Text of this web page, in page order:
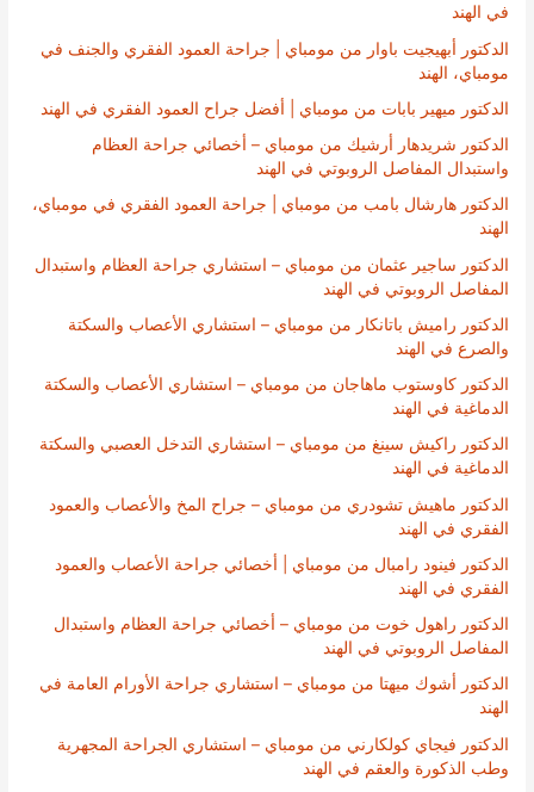
في الهند
الدكتور أبهيجيت باوار من مومباي | جراحة العمود الفقري والجنف في
مومباي، الهند
الدكتور ميهير بابات من مومباي | أفضل جراح العمود الفقري في الهند
الدكتور شريدهار أرشيك من مومباي – أخصائي جراحة العظام
واستبدال المفاصل الروبوتي في الهند
الدكتور هارشال بامب من مومباي | جراحة العمود الفقري في مومباي،
الهند
الدكتور ساجير عثمان من مومباي – استشاري جراحة العظام واستبدال
المفاصل الروبوتي في الهند
الدكتور راميش باتانكار من مومباي – استشاري الأعصاب والسكتة
والصرع في الهند
الدكتور كاوستوب ماهاجان من مومباي – استشاري الأعصاب والسكتة
الدماغية في الهند
الدكتور راكيش سينغ من مومباي – استشاري التدخل العصبي والسكتة
الدماغية في الهند
الدكتور ماهيش تشودري من مومباي – جراح المخ والأعصاب والعمود
الفقري في الهند
الدكتور فينود رامبال من مومباي | أخصائي جراحة الأعصاب والعمود
الفقري في الهند
الدكتور راهول خوت من مومباي – أخصائي جراحة العظام واستبدال
المفاصل الروبوتي في الهند
الدكتور أشوك ميهتا من مومباي – استشاري جراحة الأورام العامة في
الهند
الدكتور فيجاي كولكارني من مومباي – استشاري الجراحة المجهرية
وطب الذكورة والعقم في الهند